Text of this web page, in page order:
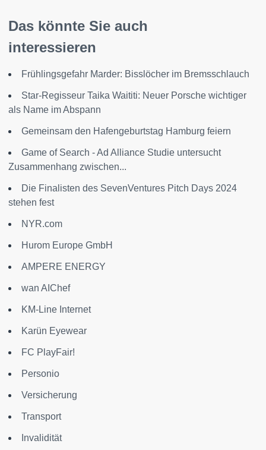
Das könnte Sie auch
interessieren
Frühlingsgefahr Marder: Bisslöcher im Bremsschlauch
Star-Regisseur Taika Waititi: Neuer Porsche wichtiger
als Name im Abspann
Gemeinsam den Hafengeburtstag Hamburg feiern
Game of Search - Ad Alliance Studie untersucht
Zusammenhang zwischen...
Die Finalisten des SevenVentures Pitch Days 2024
stehen fest
NYR.com
Hurom Europe GmbH
AMPERE ENERGY
wan AIChef
KM-Line Internet
Karün Eyewear
FC PlayFair!
Personio
Versicherung
Transport
Invalidität